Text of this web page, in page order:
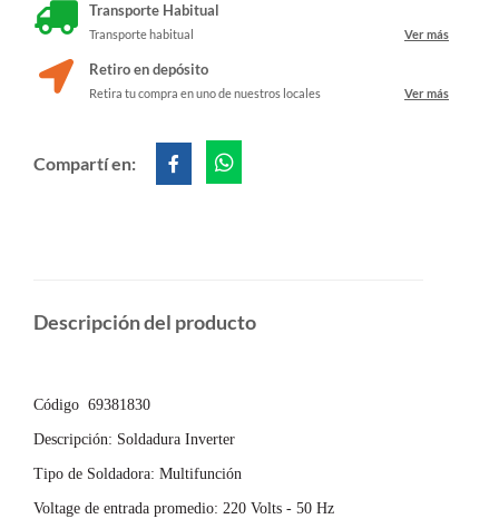
Transporte Habitual
Transporte habitual Ver más
Retiro en depósito
Retira tu compra en uno de nuestros locales Ver más
Compartí en:
Descripción del producto
Código 69381830
Descripción: Soldadura Inverter
Tipo de Soldadora: Multifunción
Voltage de entrada promedio: 220 Volts - 50 Hz